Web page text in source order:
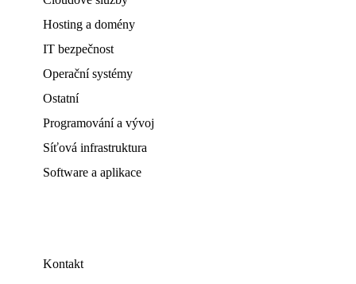
Hosting a domény
IT bezpečnost
Operační systémy
Ostatní
Programování a vývoj
Síťová infrastruktura
Software a aplikace
Kontakt